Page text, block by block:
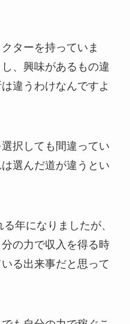
ターを持っていま
、興味があるもの違
違うわけなんですよ
択しても間違ってい
選んだ道が違うとい
年になりましたが、
の力で収入を得る時
る出来事だと思って